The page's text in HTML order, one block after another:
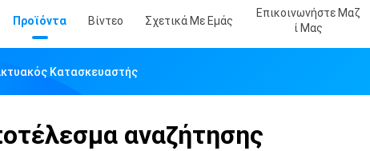
Προϊόντα Βίντεο Σχετικά Με Εμάς
Επικοινωνήστε Μαζ
Ί Μας
Κατασκευαστής
αναζήτησης